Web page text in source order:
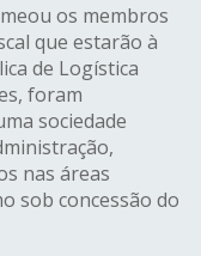
os membros
que estarão à
de Logística
foram
sociedade
nas áreas
sob concessão do